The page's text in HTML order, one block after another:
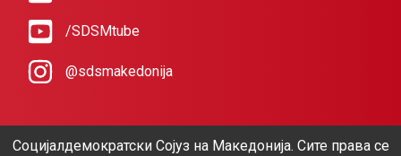
/SDSMtube
@sdsmakedonija
Социјалдемократски Сојуз на Македонија. Сите права се